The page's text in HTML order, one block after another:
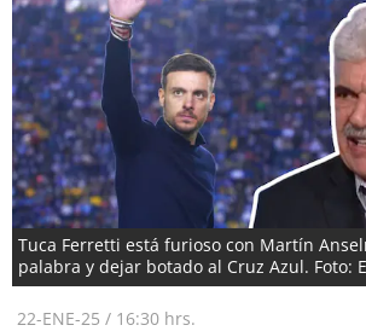
Tuca Ferretti está furioso con Martín
palabra y dejar botado al Cruz Azul. Foto:
22-ENE-25 / 16:30 hrs.